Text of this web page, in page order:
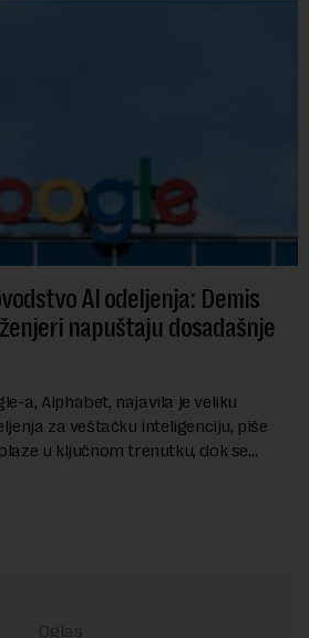
AI odeljenja: Demis
napuštaju dosadašnje
a, Alphabet, najavila je veliku
za veštačku inteligenciju, piše
u ključnom trenutku, dok se